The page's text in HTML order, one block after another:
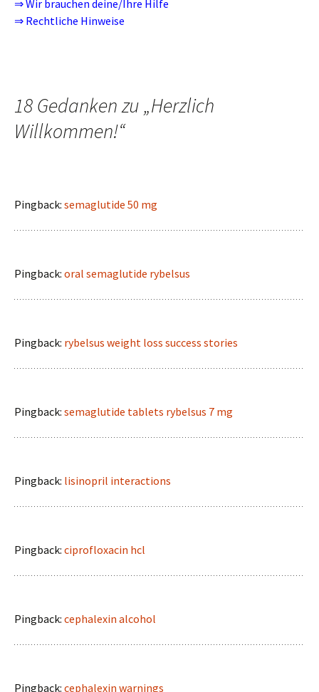
⇒Wir brauchen deine/Ihre Hilfe
⇒ Rechtliche Hinweise
18 Gedanken zu „Herzlich
Willkommen!“
Pingback: semaglutide 50 mg
Pingback: oral semaglutide rybelsus
Pingback: rybelsus weight loss success stories
Pingback: semaglutide tablets rybelsus 7 mg
Pingback: lisinopril interactions
Pingback: ciprofloxacin hcl
Pingback: cephalexin alcohol
Pingback: cephalexin warnings